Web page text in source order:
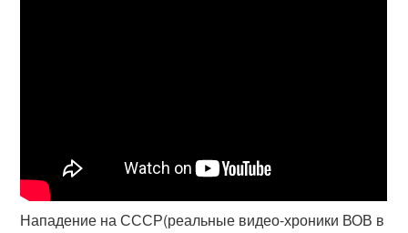
Нападение на СССР(реальные видео-хроники ВОВ в